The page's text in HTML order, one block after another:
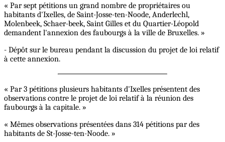
« Par sept pétitions un grand nombre de propriétaires ou
habitants d'Ixelles, de Saint-Josse-ten-Noode, Anderlechl,
Molenbeek, Schaer-beek, Saint Gilles et du Quartier-Léopold
demandent l'annexion des faubourgs à la ville de Bruxelles. »
- Dépôt sur le bureau pendant la discussion du projet de loi relatif
à cette annexion.
« Par 3 pétitions plusieurs habitants d'Ixelles présentent des
observations contre le projet de loi relatif à la réunion des
faubourgs à la capitale. »
« Mêmes observations présentées dans 314 pétitions par des
habitants de St-Josse-ten-Noode. »